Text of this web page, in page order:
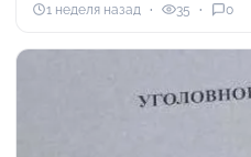
1 неделя назад 35 0